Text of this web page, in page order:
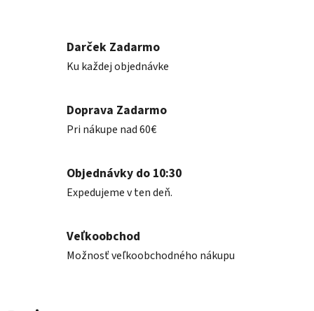
Darček Zadarmo
Ku každej objednávke
Doprava Zadarmo
Pri nákupe nad 60€
Objednávky do 10:30
Expedujeme v ten deň.
Veľkoobchod
Možnosť veľkoobchodného nákupu